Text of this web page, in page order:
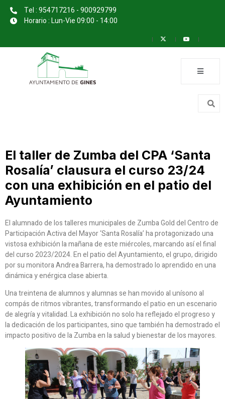
Tel : 954717216 - 900929799
Horario : Lun-Vie 09:00 - 14:00
El taller de Zumba del CPA ‘Santa
Rosalía’ clausura el curso 23/24
con una exhibición en el patio del
Ayuntamiento
El alumnado de los talleres municipales de Zumba Gold del Centro de
Participación Activa del Mayor ‘Santa Rosalía’ ha protagonizado una
vistosa exhibición la mañana de este miércoles, marcando así el final
del curso 2023/2024. En el patio del Ayuntamiento, el grupo, dirigido
por su monitora Andrea Barrera, ha demostrado lo aprendido en una
dinámica y enérgica clase abierta.
Una treintena de alumnos y alumnas se han movido al unísono al
compás de ritmos vibrantes, transformando el patio en un escenario
de alegría y vitalidad. La exhibición no solo ha reflejado el progreso y
la dedicación de los participantes, sino que también ha demostrado el
impacto positivo de la Zumba en la salud y bienestar de los mayores.